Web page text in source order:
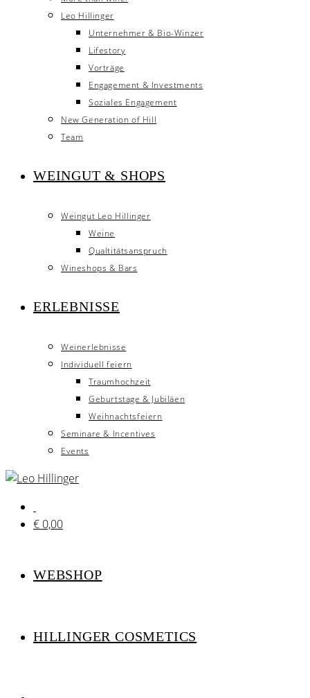
Leo Hillinger
Unternehmer & Bio-Winzer
Lifestory
Vorträge
Engagement & Investments
Soziales Engagement
New Generation of Hill
Team
WEINGUT & SHOPS
Weingut Leo Hillinger
Weine
Qualtitätsanspruch
Wineshops & Bars
ERLEBNISSE
Weinerlebnisse
Individuell feiern
Traumhochzeit
Geburtstage & Jubiläen
Weihnachtsfeiern
Seminare & Incentives
Events
€ 0,00
WEBSHOP
HILLINGER COSMETICS